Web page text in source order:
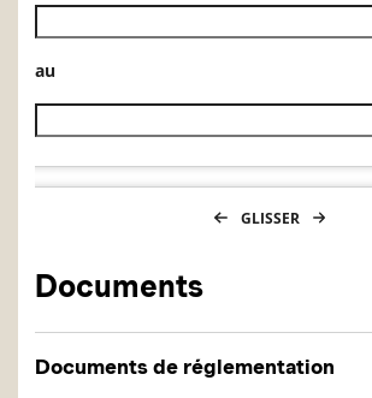
Date de début de l’historique des VL
au
Date de fin de l’historique des VL
GLISSER
Documents
Documents de réglementation